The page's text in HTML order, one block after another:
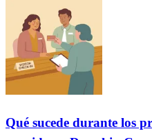
Qué sucede durante los